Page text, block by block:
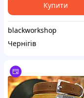
Купити
blackworkshop
Чернігів